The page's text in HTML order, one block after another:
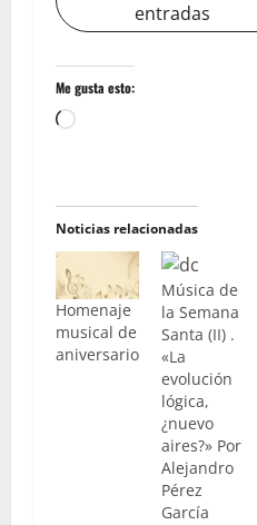
entradas
Me gusta esto:
Cargando...
Noticias relacionadas
Homenaje
musical de
aniversario
Música de
la Semana
Santa (II) .
«La
evolución
lógica,
¿nuevo
aires?» Por
Alejandro
Pérez
García